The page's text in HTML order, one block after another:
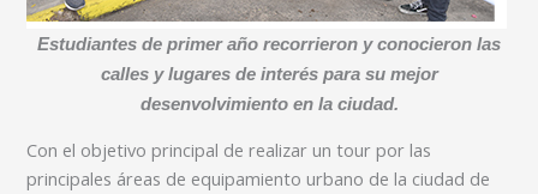
Estudiantes de primer año recorrieron y conocieron las
calles y lugares de interés para su mejor
desenvolvimiento en la ciudad.
Con el objetivo principal de realizar un tour por las
principales áreas de equipamiento urbano de la ciudad de